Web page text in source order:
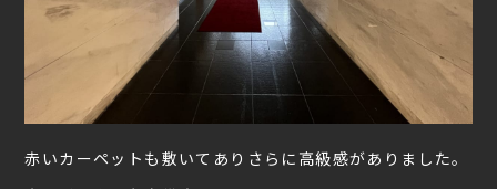
赤いカーペットも敷いてありさらに高級感がありました。